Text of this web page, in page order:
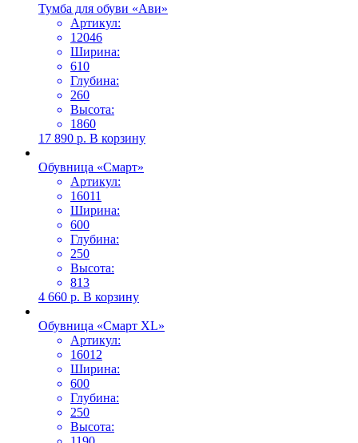
Тумба для обуви «Ави»
Артикул:
12046
Ширина:
610
Глубина:
260
Высота:
1860
17 890 р. В корзину
Обувница «Смарт»
Артикул:
16011
Ширина:
600
Глубина:
250
Высота:
813
4 660 р. В корзину
Обувница «Смарт XL»
Артикул:
16012
Ширина:
600
Глубина:
250
Высота: